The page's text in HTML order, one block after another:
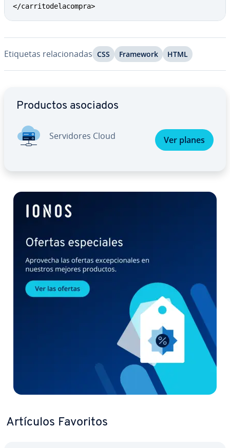
</carritodelacompra>
Etiquetas re­la­cio­na­das CSS Framework HTML
Productos asociados
Se­r­vi­do­res Cloud Ver planes
Artículos Favoritos